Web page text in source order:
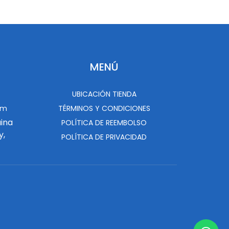
MENÚ
UBICACIÓN TIENDA
TÉRMINOS Y CONDICIONES
POLÍTICA DE REEMBOLSO
POLÍTICA DE PRIVACIDAD